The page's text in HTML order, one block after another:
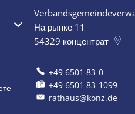
или закрытия
На рынке 11
54329 концентрат
+49 6501 83-0
+49 6501 83-1099
rathaus@konz.de